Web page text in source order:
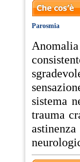
Parosmia
sistema
trauma